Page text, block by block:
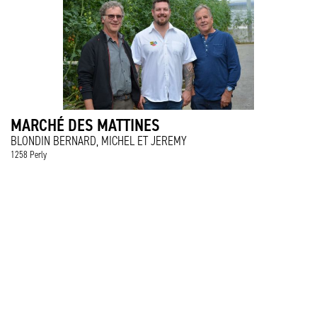
MARCHÉ DES MATTINES
BLONDIN BERNARD, MICHEL ET JEREMY
1258 Perly